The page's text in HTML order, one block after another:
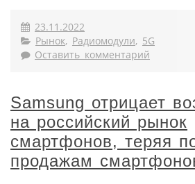
23.11.2022
Рынок, Радиомодули, 5G
Оставить комментарий
Samsung отрицает
на российский рынок
смартфонов, теряя
продажам